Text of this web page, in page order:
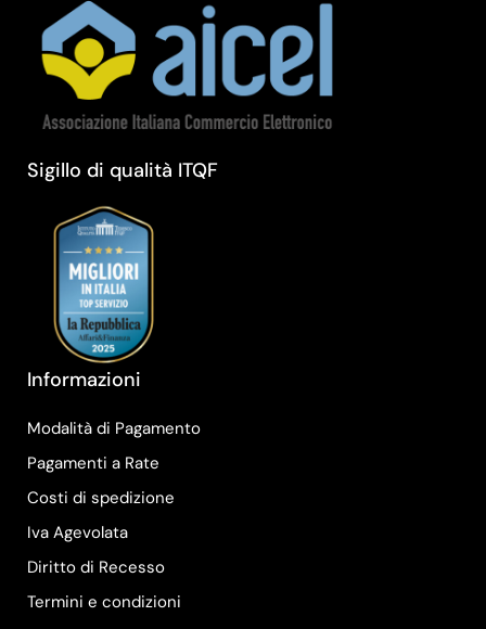
Sigillo di qualità ITQF
Informazioni
Modalità di Pagamento
Pagamenti a Rate
Costi di spedizione
Iva Agevolata
Diritto di Recesso
Termini e condizioni